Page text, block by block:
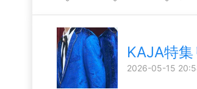
KAJA特
2026-05-15